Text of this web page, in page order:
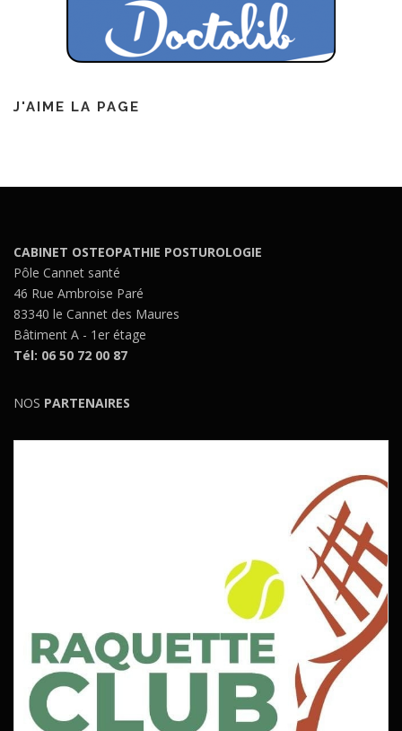
J'AIME LA PAGE
CABINET OSTEOPATHIE POSTUROLOGIE
Pôle Cannet santé
46 Rue Ambroise Paré
83340 le Cannet des Maures
Bâtiment A - 1er étage
Tél: 06 50 72 00 87
NOS PARTENAIRES